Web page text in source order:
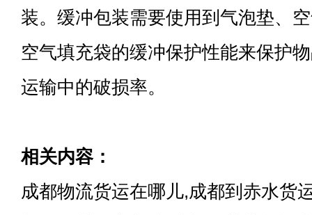
装。缓冲包装需要使用到气泡垫、
空气填充袋的缓冲保护性能来保护
运输中的破损率。
相关内容：
成都物流货运在哪儿,成都到赤水货